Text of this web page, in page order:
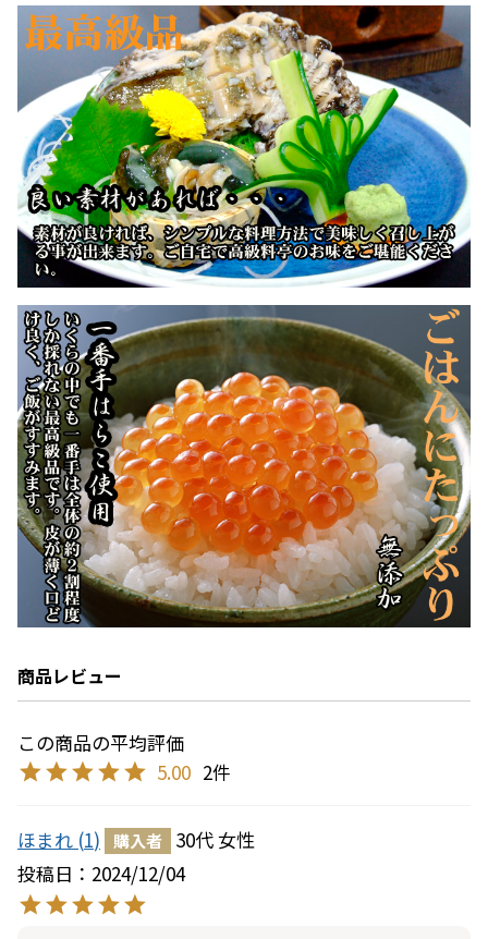
商品レビュー
5.00 2
ほまれ 1 購入者 30代女性
投稿日
2024/12/04